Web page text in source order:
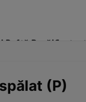
Poftă Bună!Contact
(P)